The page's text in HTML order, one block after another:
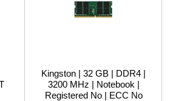
Kingston | 32 GB | DDR4 |
3200 MHz | Notebook |
Registered No | ECC No